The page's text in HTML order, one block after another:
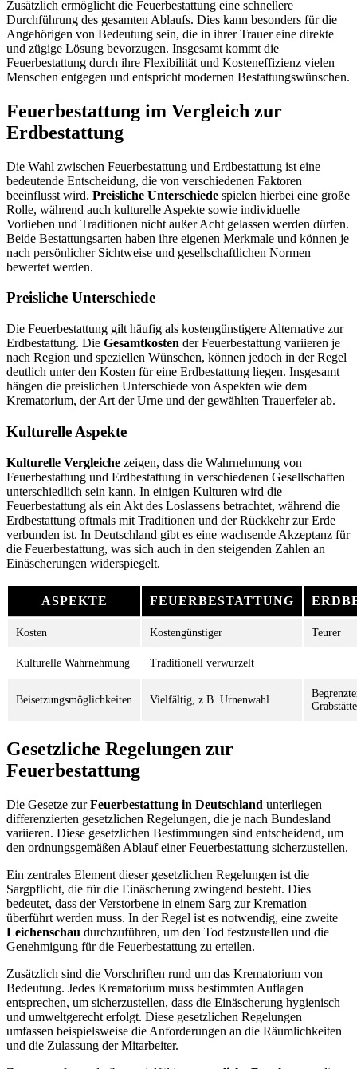
Zusätzlich ermöglicht die Feuerbestattung eine schnellere
Durchführung des gesamten Ablaufs. Dies kann besonders für die
Angehörigen von Bedeutung sein, die in ihrer Trauer eine direkte
und zügige Lösung bevorzugen. Insgesamt kommt die
Feuerbestattung durch ihre Flexibilität und Kosteneffizienz vielen
Menschen entgegen und entspricht modernen Bestattungswünschen.
Feuerbestattung im Vergleich zur
Erdbestattung
Die Wahl zwischen Feuerbestattung und Erdbestattung ist eine
bedeutende Entscheidung, die von verschiedenen Faktoren
beeinflusst wird. Preisliche Unterschiede spielen hierbei eine große
Rolle, während auch kulturelle Aspekte sowie individuelle
Vorlieben und Traditionen nicht außer Acht gelassen werden dürfen.
Beide Bestattungsarten haben ihre eigenen Merkmale und können je
nach persönlicher Sichtweise und gesellschaftlichen Normen
bewertet werden.
Preisliche Unterschiede
Die Feuerbestattung gilt häufig als kostengünstigere Alternative zur
Erdbestattung. Die Gesamtkosten der Feuerbestattung variieren je
nach Region und speziellen Wünschen, können jedoch in der Regel
deutlich unter den Kosten für eine Erdbestattung liegen. Insgesamt
hängen die preislichen Unterschiede von Aspekten wie dem
Krematorium, der Art der Urne und der gewählten Trauerfeier ab.
Kulturelle Aspekte
Kulturelle Vergleiche zeigen, dass die Wahrnehmung von
Feuerbestattung und Erdbestattung in verschiedenen Gesellschaften
unterschiedlich sein kann. In einigen Kulturen wird die
Feuerbestattung als ein Akt des Loslassens betrachtet, während die
Erdbestattung oftmals mit Traditionen und der Rückkehr zur Erde
verbunden ist. In Deutschland gibt es eine wachsende Akzeptanz für
die Feuerbestattung, was sich auch in den steigenden Zahlen an
Einäscherungen widerspiegelt.
ASPEKTE FEUERBESTATTUNG
Kosten Kostengünstiger Teurer
Kulturelle Wahrnehmung Traditionell verwurzelt
Beisetzungsmöglichkeiten Vielfältig, z.B. Urnenwahl
Grabstätte
Gesetzliche Regelungen zur
Feuerbestattung
Die Gesetze zurFeuerbestattung in Deutschland unterliegen
differenzierten gesetzlichen Regelungen, die je nach Bundesland
variieren. Diese gesetzlichen Bestimmungen sind entscheidend, um
den ordnungsgemäßen Ablauf einer Feuerbestattung sicherzustellen.
Ein zentrales Element dieser gesetzlichen Regelungen ist die
Sargpflicht, die für die Einäscherung zwingend besteht. Dies
bedeutet, dass der Verstorbene in einem Sarg zur Kremation
überführt werden muss. In der Regel ist es notwendig, eine zweite
Leichenschau durchzuführen, um den Tod festzustellen und die
Genehmigung für die Feuerbestattung zu erteilen.
Zusätzlich sind die Vorschriften rund um das Krematorium von
Bedeutung. Jedes Krematorium muss bestimmten Auflagen
entsprechen, um sicherzustellen, dass die Einäscherung hygienisch
und umweltgerecht erfolgt. Diese gesetzlichen Regelungen
umfassen beispielsweise die Anforderungen an die Räumlichkeiten
und die Zulassung der Mitarbeiter.